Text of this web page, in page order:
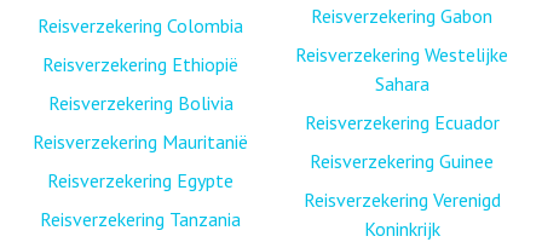
Reisverzekering Colombia
Reisverzekering Ethiopië
Reisverzekering Bolivia
Reisverzekering Mauritanië
Reisverzekering Egypte
Reisverzekering Tanzania
Reisverzekering Gabon
Reisverzekering Westelijke
Sahara
Reisverzekering Ecuador
Reisverzekering Guinee
Reisverzekering Verenigd
Koninkrijk